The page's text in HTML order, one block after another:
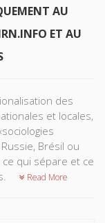
AU
ET AU
des
et locales,
Brésil ou
qui sépare et ce
Read More